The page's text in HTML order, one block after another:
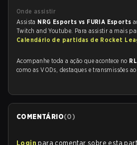
Onde assistir
Assista NRG Esports vs FURIA Esports
Twitch and Youtube. Para assistir a mais
Calendário de partidas de Rocket
Acompanhe toda a ação que acontece no
como as VODs, destaques e transmissões
COMENTÁRIO(0)
Login para comentar sobre esta